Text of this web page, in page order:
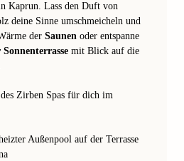
Kaprun. Lass den Duft von
deine Sinne umschmeicheln und
der Saunen oder entspanne
mit Blick auf die
des Zirben Spas für dich im
Außenpool auf der Terrasse